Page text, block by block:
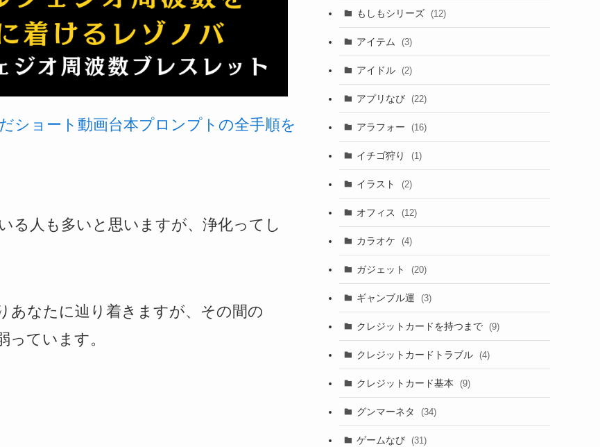
ショート動画台本プロンプトの全手順を
る人も多いと思いますが、浄化ってし
あなたに辿り着きますが、その間の
ています。
もしもシリーズ (12)
アイテム (3)
アイドル (2)
アプリなび (22)
アラフォー (16)
イチゴ狩り (1)
イラスト (2)
オフィス (12)
カラオケ (4)
ガジェット (20)
ギャンブル運 (3)
クレジットカードを持つまで (9)
クレジットカードトラブル (4)
クレジットカード基本 (9)
グンマーネタ (34)
ゲームなび (31)